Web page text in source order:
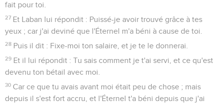
fait pour toi.
27 Et Laban lui répondit : Puissé-je avoir trouvé grâce à tes
yeux ; car j'ai deviné que l'Éternel m'a béni à cause de toi.
28 Puis il dit : Fixe-moi ton salaire, et je te le donnerai.
29 Et il lui répondit : Tu sais comment je t'ai servi, et ce qu'est
devenu ton bétail avec moi.
30 Car ce que tu avais avant moi était peu de chose ; mais
depuis il s'est fort accru, et l'Éternel t'a béni depuis que j'ai